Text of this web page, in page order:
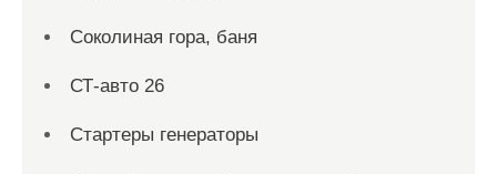
Соколиная гора, баня
СТ-авто 26
Стартеры генераторы